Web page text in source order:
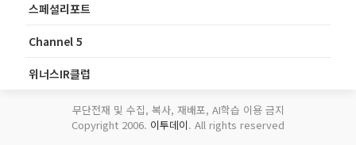
스페셜리포트
Channel 5
위너스IR클럽
무단전재 및 수집, 복사, 재배포, AI학습 이용 금지
Copyright 2006. 이투데이. All rights reserved